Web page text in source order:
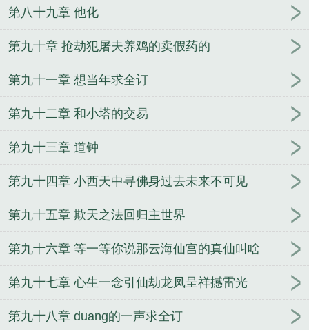
第八十九章 他化
第九十章 抢劫犯屠夫养鸡的卖假药的
第九十一章 想当年求全订
第九十二章 和小塔的交易
第九十三章 道钟
第九十四章 小西天中寻佛身过去未来不可见
第九十五章 欺天之法回归主世界
第九十六章 等一等你说那云海仙宫的真仙叫啥
第九十七章 心生一念引仙劫龙凤呈祥撼雷光
第九十八章 duang的一声求全订